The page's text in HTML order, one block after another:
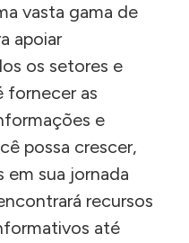
vasta gama de
apoiar
os setores e
fornecer as
e
possa crescer,
em sua jornada
recursos
até